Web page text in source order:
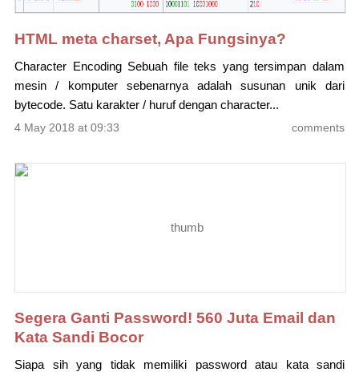
HTML meta charset, Apa Fungsinya?
Character Encoding Sebuah file teks yang tersimpan dalam
mesin / komputer sebenarnya adalah susunan unik dari
bytecode. Satu karakter / huruf dengan character...
comments
4 May 2018 at 09:33
Segera Ganti Password! 560 Juta Email dan
Kata Sandi Bocor
Siapa sih yang tidak memiliki password atau kata sandi